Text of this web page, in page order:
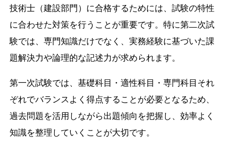
技術士（建設部門）に合格するためには、試験の特性
に合わせた対策を行うことが重要です。特に第二次試
験では、専門知識だけでなく、実務経験に基づいた課
題解決力や論理的な記述力が求められます。
第一次試験では、基礎科目・適性科目・専門科目それ
ぞれでバランスよく得点することが必要となるため、
過去問題を活用しながら出題傾向を把握し、効率よく
知識を整理していくことが大切です。